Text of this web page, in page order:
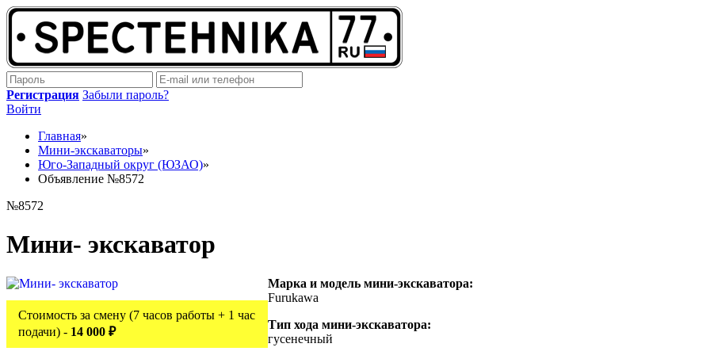
Регистрация Забыли пароль?
Войти
Главная»
Мини-экскаваторы»
Юго-Западный округ (ЮЗАО)»
Объявление №8572
№8572
Мини- экскаватор
Стоимость за смену (7 часов работы + 1 час
подачи) - 14 000 ₽
Марка и модель мини-экскаватора:
Furukawa
Тип хода мини-экскаватора:
гусенечный